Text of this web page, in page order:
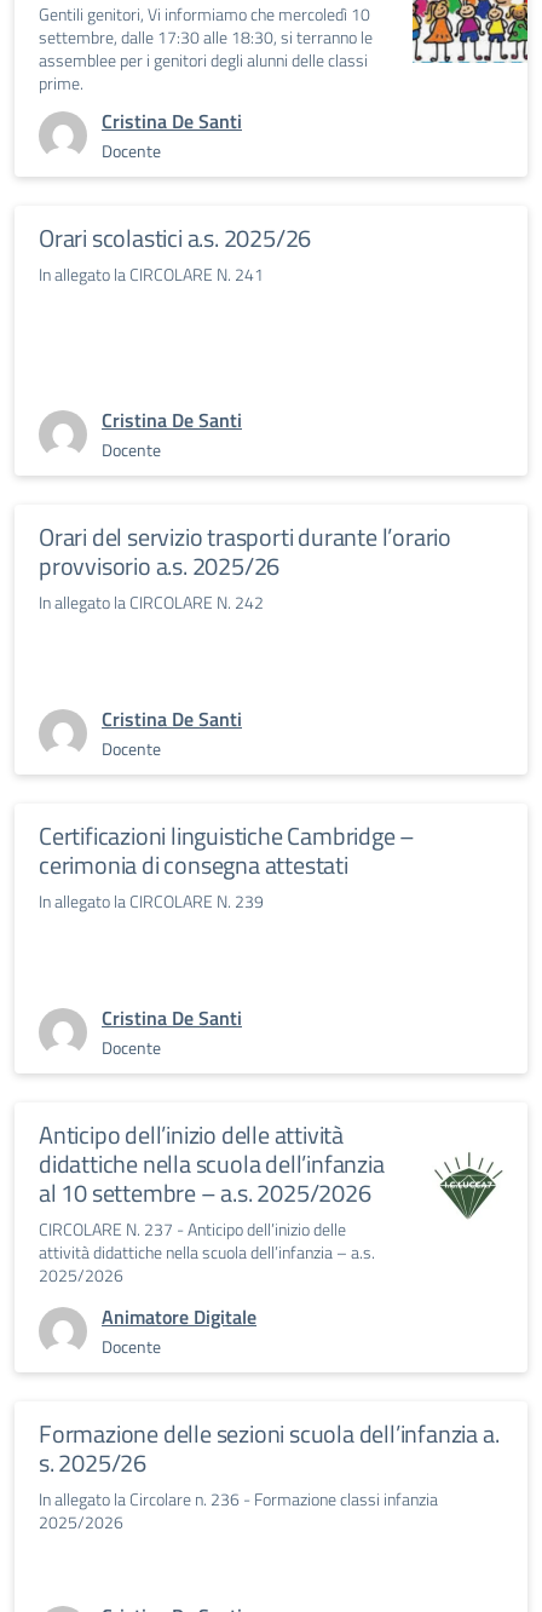
Gentili genitori, Vi informiamo che mercoledì 10
settembre, dalle 17:30 alle 18:30, si terranno le
assemblee per i genitori degli alunni delle classi
prime.
Cristina De Santi
Docente
Orari scolastici a.s. 2025/26
In allegato la CIRCOLARE N. 241
Cristina De Santi
Docente
Orari del servizio trasporti durante l’orario
provvisorio a.s. 2025/26
In allegato la CIRCOLARE N. 242
Cristina De Santi
Docente
Certificazioni linguistiche Cambridge –
cerimonia di consegna attestati
In allegato la CIRCOLARE N. 239
Cristina De Santi
Docente
Anticipo dell’inizio delle attività
didattiche nella scuola dell’infanzia
al 10 settembre – a.s. 2025/2026
CIRCOLARE N. 237 - Anticipo dell’inizio delle
attività didattiche nella scuola dell’infanzia – a.s.
2025/2026
Animatore Digitale
Docente
Formazione delle sezioni scuola dell’infanzia a.
s. 2025/26
In allegato la Circolare n. 236 - Formazione classi infanzia
2025/2026